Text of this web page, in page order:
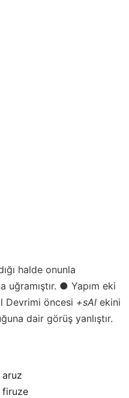
halde onunla
uğramıştır. ● Yapım eki
Devrimi öncesi +sAl ekini
dair görüş yanlıştır.
aruz
firuze